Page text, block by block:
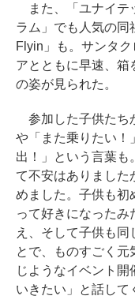
また、「ユナイテ
ラム」でも人気の同
Flyin」も。サンタ
アとともに早速、箱
の姿が見られた。
参加した子供たち
や「また乗りたい！
出！」という言葉も
て不安はありました
めました。子供も初
って好きになったみ
え、そして子供も同
とで、ものすごく元
じようなイベント
いきたい」と話して